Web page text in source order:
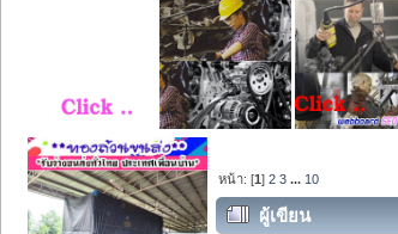
หน้า: [1]2 3 ... 10
ผู้เขียน